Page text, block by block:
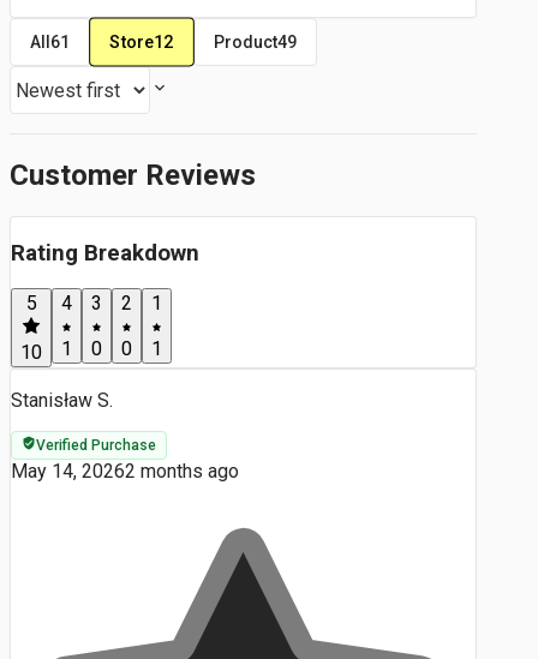
All 61 Store12 Product49
Customer Reviews
Rating Breakdown
5
10
4
1
3
0
2
0
1
1
Stanisław S.
Verified Purchase
May 14, 20262 months ago